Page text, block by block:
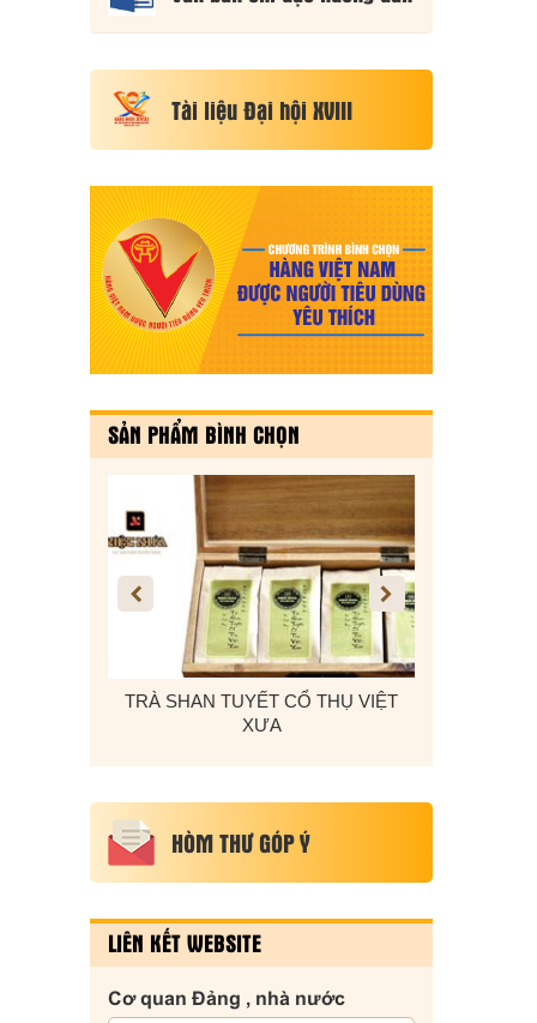
Tài liệu Đại hội XVIII
SẢN PHẨM BÌNH CHỌN
TRÀ SHAN TUYẾT CỔ THỤ VIỆT
XƯA
HÒM THƯ GÓP Ý
LIÊN KẾT WEBSITE
Cơ quan Đảng , nhà nước